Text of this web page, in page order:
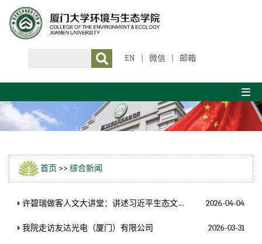
EN 微信 邮箱
首页 >> 综合新闻
许碧瑞做客人文大讲堂：讲述习近平生态文明思想在福建的孕育与实践 2026-04-04
我院走访友达光电（厦门）有限公司 2026-03-31